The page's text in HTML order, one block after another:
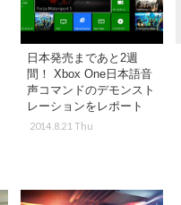
日本発売まであと2週
間！ Xbox One日本語音
声コマンドのデモンスト
レーションをレポート
2014.8.21 Thu